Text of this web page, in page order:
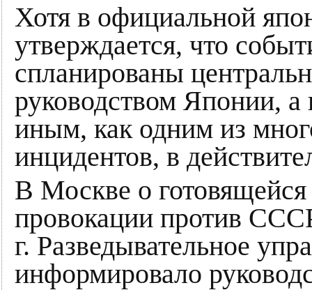
Хотя в официальной
утверждается, что
спланированы
руководством Японии,
иным, как одним из
инцидентов, в
В Москве о
провокации против
г. Разведывательное
информировало